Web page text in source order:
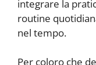
integrare la
routine
nel tempo.
Per coloro che